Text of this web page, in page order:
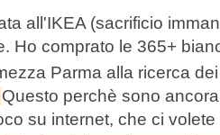
all'IKEA (sacrificio
Ho comprato le 365+
Parma alla ricerca
Questo perchè sono
su internet, che ci volete